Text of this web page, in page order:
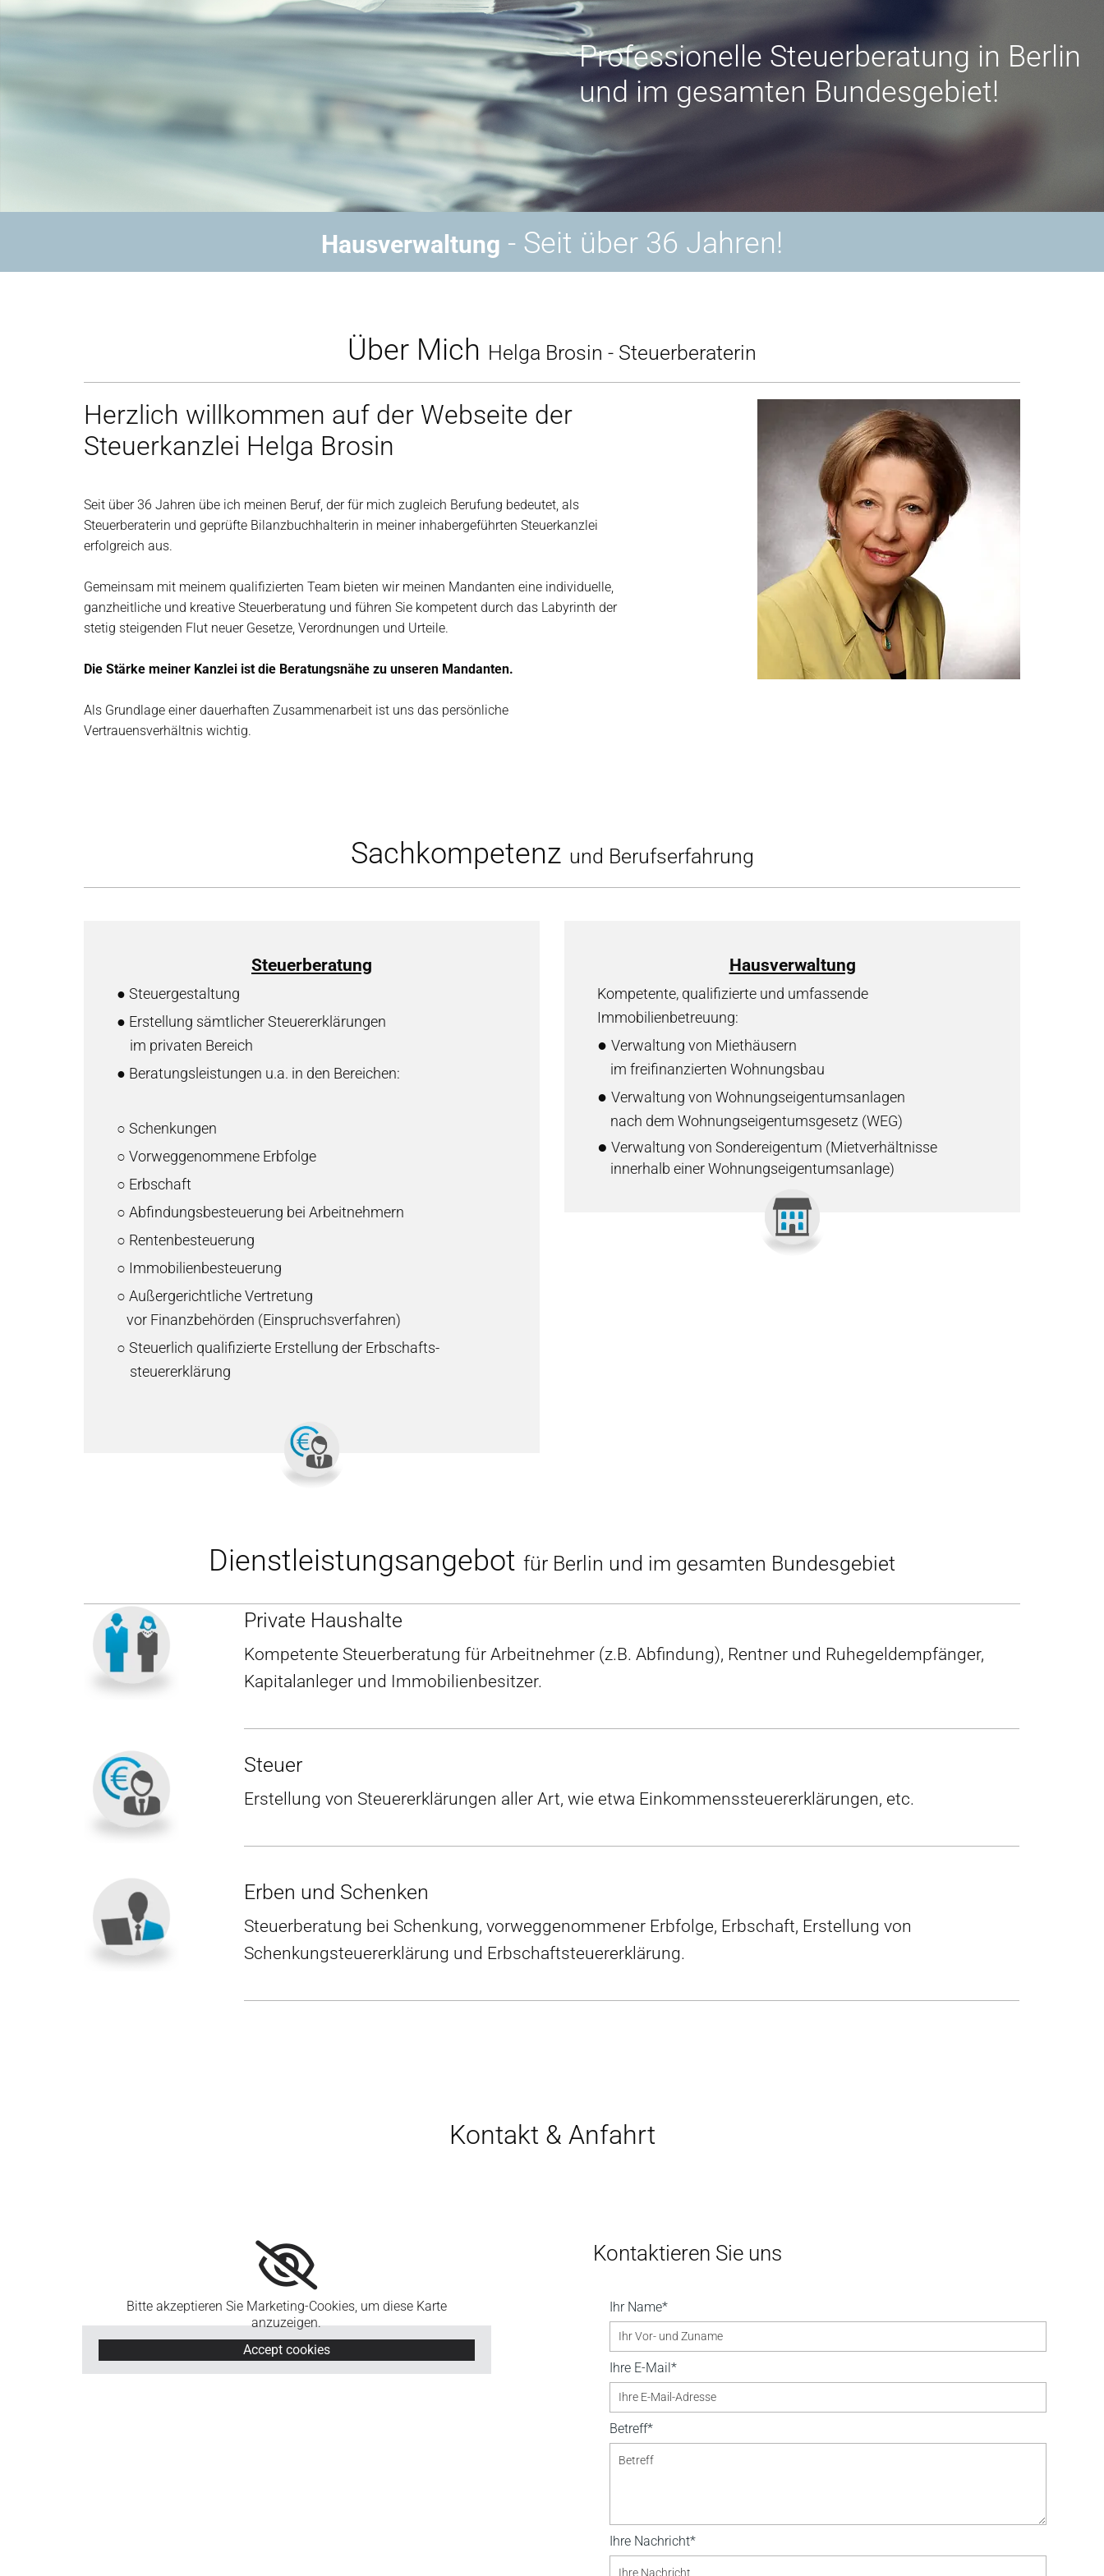
Professionelle Steuerberatung in Berlin
und im gesamten Bundesgebiet!
Hausverwaltung - Seit über 36 Jahren!
Über Mich Helga Brosin - Steuerberaterin
Herzlich willkommen auf der Webseite der
Steuerkanzlei Helga Brosin
Seit über 36 Jahren übe ich meinen Beruf, der für mich zugleich Berufung bedeutet, als
Steuerberaterin und geprüfte Bilanzbuchhalterin in meiner inhabergeführten Steuerkanzlei
erfolgreich aus.
Gemeinsam mit meinem qualifizierten Team bieten wir meinen Mandanten eine individuelle,
ganzheitliche und kreative Steuerberatung und führen Sie kompetent durch das Labyrinth der
stetig steigenden Flut neuer Gesetze, Verordnungen und Urteile.
Die Stärke meiner Kanzlei ist die Beratungsnähe zu unseren Mandanten.
Als Grundlage einer dauerhaften Zusammenarbeit ist uns das persönliche
Vertrauensverhältnis wichtig.
Sachkompetenz und Berufserfahrung
Steuerberatung
● Steuergestaltung
● Erstellung sämtlicher Steuererklärungen
im privaten Bereich
● Beratungsleistungen u.a. in den Bereichen:
○ Schenkungen
○ Vorweggenommene Erbfolge
○ Erbschaft
○ Abfindungsbesteuerung bei Arbeitnehmern
○ Rentenbesteuerung
○ Immobilienbesteuerung
○ Außergerichtliche Vertretung
vor Finanzbehörden (Einspruchsverfahren)
○ Steuerlich qualifizierte Erstellung der Erbschafts-
steuererklärung
Hausverwaltung
Kompetente, qualifizierte und umfassende
Immobilienbetreuung:
● Verwaltung von Miethäusern
im freifinanzierten Wohnungsbau
● Verwaltung von Wohnungseigentumsanlagen
nach dem Wohnungseigentumsgesetz (WEG)
● Verwaltung von Sondereigentum (Mietverhältnisse
innerhalb einer Wohnungseigentumsanlage)
Dienstleistungsangebot für Berlin und im gesamten Bundesgebiet
Private Haushalte
Kompetente Steuerberatung für Arbeitnehmer (z.B. Abfindung), Rentner und Ruhegeldempfänger,
Kapitalanleger und Immobilienbesitzer.
Steuer
Erstellung von Steuererklärungen aller Art, wie etwa Einkommenssteuererklärungen, etc.
Erben und Schenken
Steuerberatung bei Schenkung, vorweggenommener Erbfolge, Erbschaft, Erstellung von
Schenkungsteuererklärung und Erbschaftsteuererklärung.
Kontakt & Anfahrt
Bitte akzeptieren Sie Marketing-Cookies, um diese Karte
anzuzeigen.
Accept cookies
Kontaktieren Sie uns
Ihr Name*
Ihre E-Mail*
Betreff*
Ihre Nachricht*